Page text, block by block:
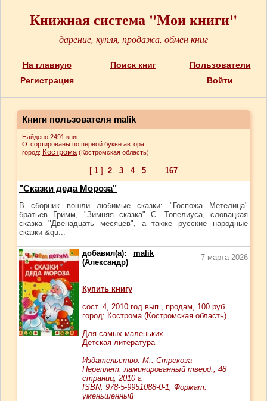
Книжная система "Мои книги"
дарение, купля, продажа, обмен книг
На главную Поиск книг
Пользователи
Регистрация
Войти
Книги пользователя malik
Найдено 2491 книг
Отсортированы по первой букве автора.
город: Кострома (Костромская область)
[ 1 ] 2 3 4 5 ... 167
"Сказки деда Мороза"
В сборник вошли любимые сказки: "Госпожа Метелица"
братьев Гримм, "Зимняя сказка" С. Топелиуса, словацкая
сказка "Двенадцать месяцев", а также русские народные
сказки &qu...
добавил(а): malik
(Александр)
7 марта 2026
Купить книгу
сост. 4, 2010 год вып., продам, 100 руб
город: Кострома(Костромская область)
Для самых маленьких
Детская литература
Издательство: М.: Стрекоза
Переплет: ламинированный тверд.; 48
страниц; 2010 г.
ISBN: 978-5-9951088-0-1; Формат:
уменьшенный